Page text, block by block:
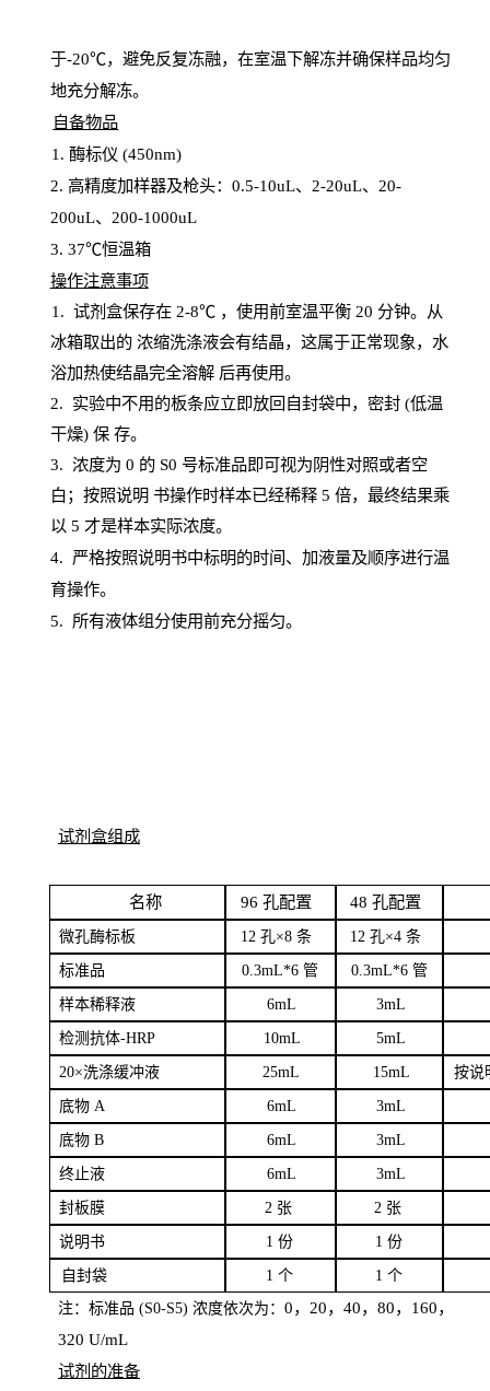
于-20℃，避免反复冻融，在室温下解冻并确保样品均匀
地充分解冻。
自备物品
1 . 酶标仪 (450nm)
2. 高精度加样器及枪头： 0.5-10uL、 2-20uL、 20-
200uL、 200-1000uL
3. 37℃恒温箱
操作注意事项
1. 试剂盒保存在 2-8℃ ，使用前室温平衡 20 分钟。从
冰箱取出的 浓缩洗涤液会有结晶，这属于正常现象，水
浴加热使结晶完全溶解 后再使用。
2. 实验中不用的板条应立即放回自封袋中，密封(低温
干燥) 保 存。
3. 浓度为 0 的 S0 号标准品即可视为阴性对照或者空
白；按照说明 书操作时样本已经稀释5 倍，最终结果乘
以 5 才是样本实际浓度。
4. 严格按照说明书中标明的时间、加液量及顺序进行温
育操作。
5. 所有液体组分使用前充分摇匀。
试剂盒组成
名称 96 孔配置 48 孔配置
微孔酶标板 12 孔×8 条 12 孔×4 条
标准品 0.3mL*6 管 0.3mL*6 管
样本稀释液 6mL 3mL
检测抗体-HRP 10mL 5mL
20×洗涤缓冲液 25mL 15mL 按说
底物A 6mL 3mL
底物B 6mL 3mL
终止液 6mL 3mL
封板膜 2 张 2 张
说明书 1 份 1 份
自封袋 1 个 1 个
注：标准品 (S0-S5) 浓度依次为： 0，20，40，80，160，
320 U/mL
试剂的准备